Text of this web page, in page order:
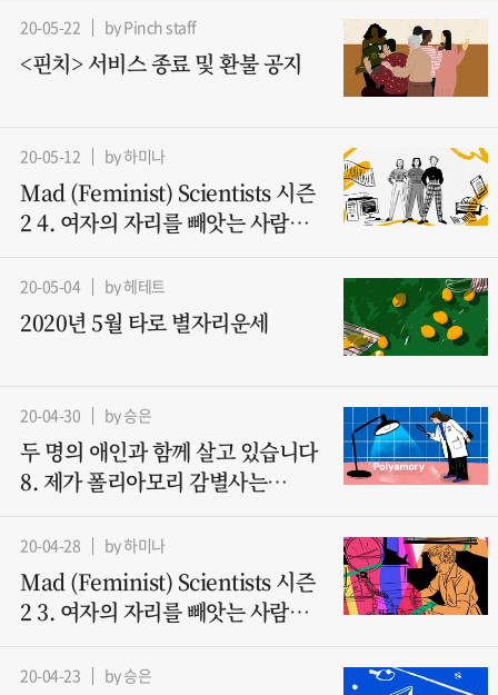
20-05-22 by Pinch staff
<핀치> 서비스 종료 및 환불 공지
20-05-12 by 하미나
Mad (Feminist) Scientists 시즌
2 4. 여자의 자리를 빼앗는 사람들
20-05-04 by 헤테트
2020년 5월 타로 별자리운세
20-04-30 by 승은
두 명의 애인과 함께 살고 있습니다
8. 제가 폴리아모리 감별사는
20-04-28 by 하미나
Mad (Feminist) Scientists 시즌
2 3. 여자의 자리를 빼앗는 사람들 -
20-04-23 by 승은